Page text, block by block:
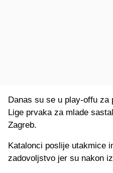
Danas su se u play-offu za
Lige prvaka za mlade
Zagreb.
Katalonci poslije utakmice
zadovoljstvo jer su nakon